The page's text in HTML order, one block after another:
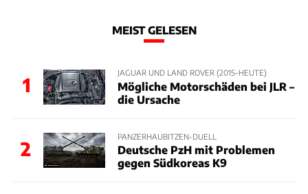
MEIST GELESEN
1
JAGUAR UND LAND ROVER (2015–HEUTE)
Mögliche Motorschäden bei JLR –
die Ursache
2
PANZERHAUBITZEN-DUELL
Deutsche PzH mit Problemen
gegen Südkoreas K9